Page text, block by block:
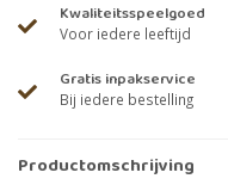
Kwaliteitsspeelgoed
Voor iedere leeftijd
Gratis inpakservice
Bij iedere bestelling
Productomschrijving